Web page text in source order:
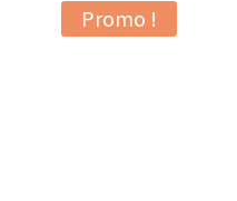
Promo !